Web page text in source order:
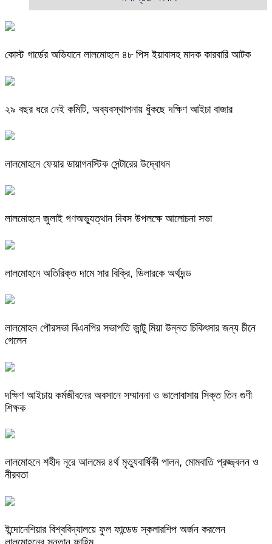
কোস্ট গার্ডের অভিযানে লালমোহনে ৪৮ পিস ইয়াবাসহ মাদক কারবারি আটক
২৯ বছর ধরে নেই কমিটি, অব্যবস্থাপনায় ধুঁকছে দক্ষিণ আইচা বাজার
লালমোহনে ফেয়ার ডায়াগনস্টিক সেন্টারের উদ্বোধন
লালমোহনে জুলাই গণঅভ্যুত্থান দিবস উপলক্ষে আলোচনা সভা
লালমোহনে অতিরিক্ত দামে সার বিক্রি, ডিলারকে অর্থদন্ড
লালমোহন পৌরসভা বিএনপির সভাপতি জান্টু মিয়া উন্নত চিকিৎসার জন্য চীনে
গেলেন
দক্ষিণ আইচায় কর্মজীবনের অবসানে সম্মাননা ও ভালোবাসায় সিক্ত তিন গুণী
শিক্ষক
লালমোহনে শহীদ নূরে আলমের ৪র্থ মৃত্যুবার্ষিকী পালন, মোমবাতি প্রজ্জ্বলন ও
নীরবতা
ইন্দোনেশিয়ার বিশ্ববিদ্যালয়ে ফুল ফান্ডেড স্কলারশিপ অর্জন করলেন